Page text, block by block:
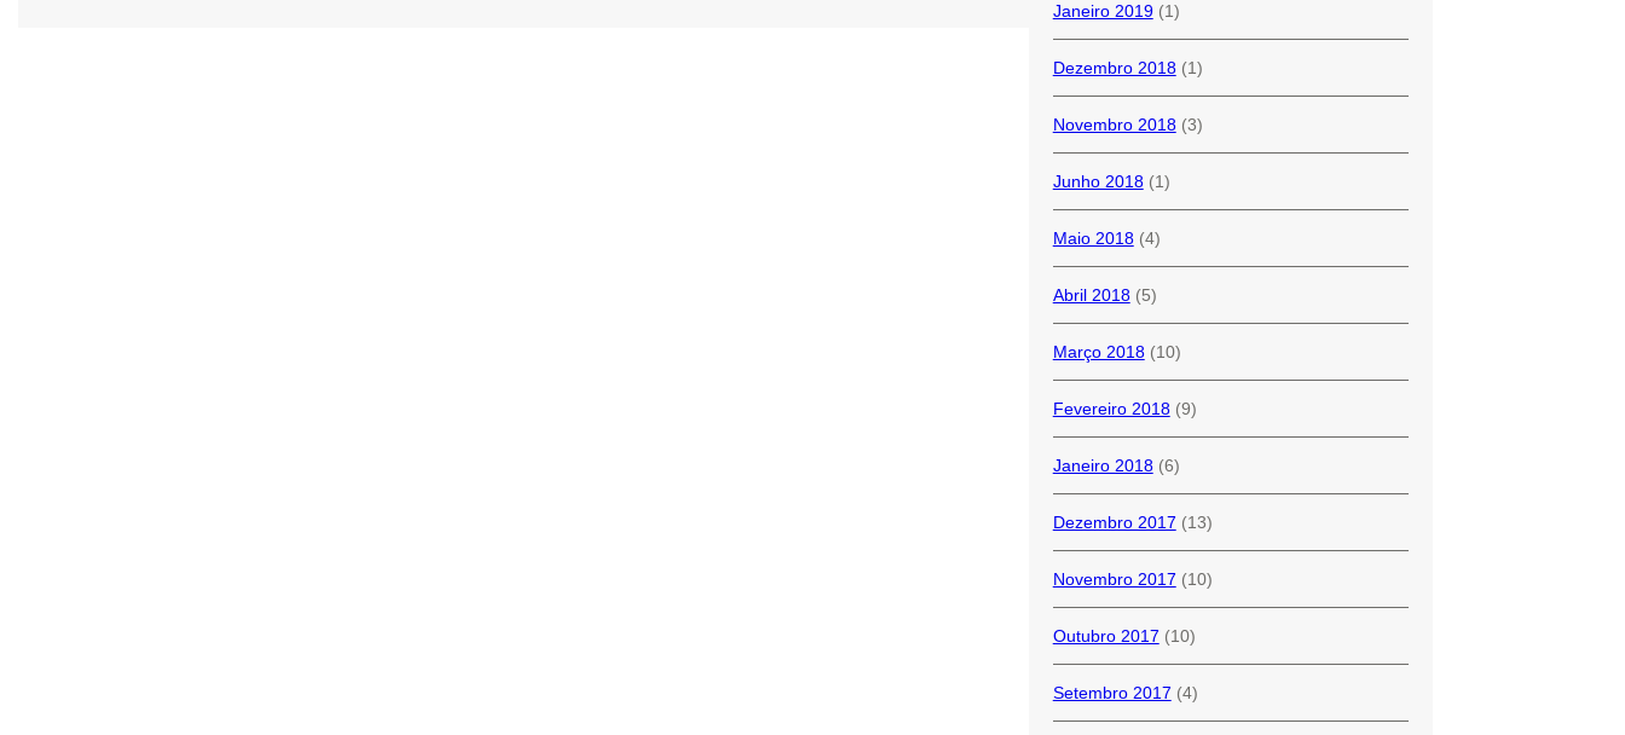
Janeiro 2019(1)
Dezembro 2018(1)
Novembro 2018(3)
Junho 2018(1)
Maio 2018(4)
Abril 2018(5)
Março 2018(10)
Fevereiro 2018(9)
Janeiro 2018(6)
Dezembro 2017 (13)
Novembro 2017 (10)
Outubro 2017 (10)
Setembro 2017 (4)